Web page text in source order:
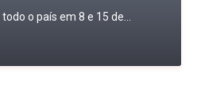
o país em 8 e 15 de...